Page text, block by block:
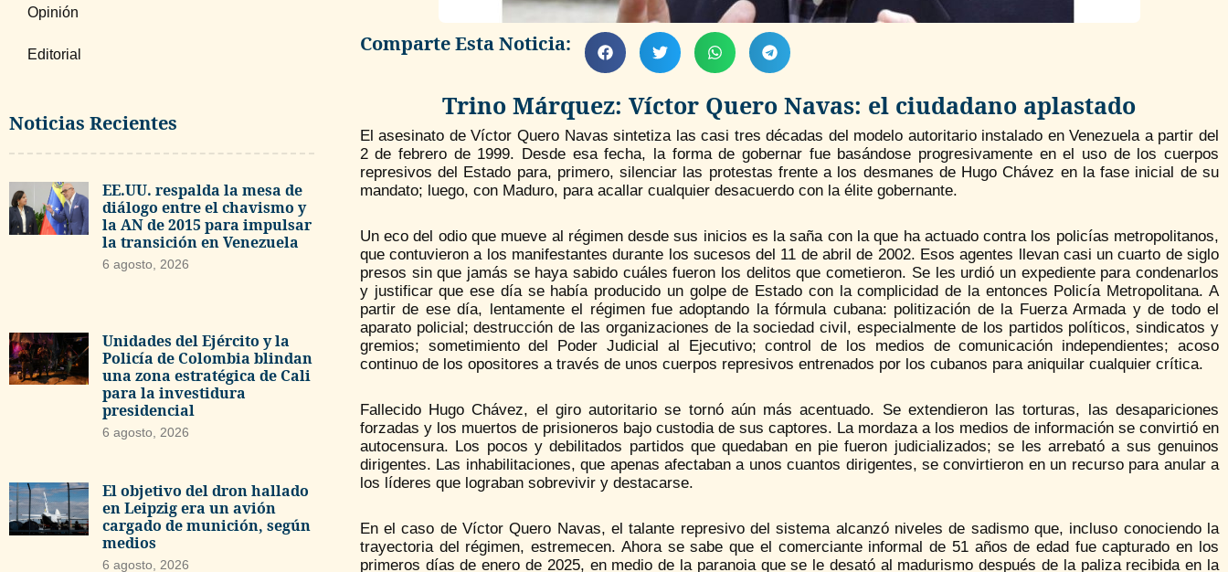
Opinión
Editorial
Noticias Recientes
EE.UU. respalda la mesa de
diálogo entre el chavismo y
la AN de 2015 para impulsar
la transición en Venezuela
6 agosto, 2026
Unidades del Ejército y la
Policía de Colombia blindan
una zona estratégica de Cali
para la investidura
presidencial
6 agosto, 2026
El objetivo del dron hallado
en Leipzig era un avión
cargado de munición, según
medios
6 agosto, 2026
Comparte Esta Noticia:
Trino Márquez: Víctor Quero Navas: el ciudadano aplastado
El asesinato de Víctor Quero Navas sintetiza las casi tres décadas del modelo autoritario instalado en Venezuela a partir del
2 de febrero de 1999. Desde esa fecha, la forma de gobernar fue basándose progresivamente en el uso de los cuerpos
represivos del Estado para, primero, silenciar las protestas frente a los desmanes de Hugo Chávez en la fase inicial de su
mandato; luego, con Maduro, para acallar cualquier desacuerdo con la élite gobernante.
Un eco del odio que mueve al régimen desde sus inicios es la saña con la que ha actuado contra los policías metropolitanos,
que contuvieron a los manifestantes durante los sucesos del 11 de abril de 2002. Esos agentes llevan casi un cuarto de siglo
presos sin que jamás se haya sabido cuáles fueron los delitos que cometieron. Se les urdió un expediente para condenarlos
y justificar que ese día se había producido un golpe de Estado con la complicidad de la entonces Policía Metropolitana. A
partir de ese día, lentamente el régimen fue adoptando la fórmula cubana: politización de la Fuerza Armada y de todo el
aparato policial; destrucción de las organizaciones de la sociedad civil, especialmente de los partidos políticos, sindicatos y
gremios; sometimiento del Poder Judicial al Ejecutivo; control de los medios de comunicación independientes; acoso
continuo de los opositores a través de unos cuerpos represivos entrenados por los cubanos para aniquilar cualquier crítica.
Fallecido Hugo Chávez, el giro autoritario se tornó aún más acentuado. Se extendieron las torturas, las desapariciones
forzadas y los muertos de prisioneros bajo custodia de sus captores. La mordaza a los medios de información se convirtió en
autocensura. Los pocos y debilitados partidos que quedaban en pie fueron judicializados; se les arrebató a sus genuinos
dirigentes. Las inhabilitaciones, que apenas afectaban a unos cuantos dirigentes, se convirtieron en un recurso para anular a
los líderes que lograban sobrevivir y destacarse.
En el caso de Víctor Quero Navas, el talante represivo del sistema alcanzó niveles de sadismo que, incluso conociendo la
trayectoria del régimen, estremecen. Ahora se sabe que el comerciante informal de 51 años de edad fue capturado en los
primeros días de enero de 2025, en medio de la paranoia que se le desató al madurismo después de la paliza recibida en la